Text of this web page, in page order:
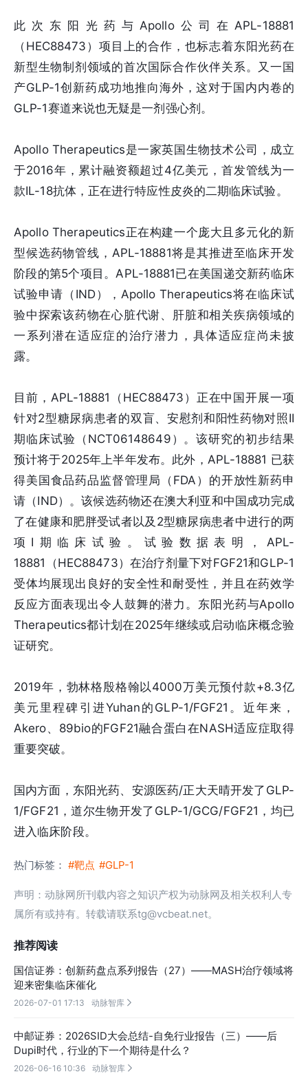
此次东阳光药与Apollo公司在APL-18881
（HEC88473）项目上的合作，也标志着东阳光药在
新型生物制剂领域的首次国际合作伙伴关系。又一国
产GLP-1创新药成功地推向海外，这对于国内内卷的
GLP-1赛道来说也无疑是一剂强心剂。
Apollo Therapeutics是一家英国生物技术公司，成立
于2016年，累计融资额超过4亿美元，首发管线为一
款IL-18抗体，正在进行特应性皮炎的二期临床试验。
Apollo Therapeutics正在构建一个庞大且多元化的新
型候选药物管线，APL-18881将是其推进至临床开发
阶段的第5个项目。APL-18881已在美国递交新药临床
试验申请（IND），Apollo Therapeutics将在临床试
验中探索该药物在心脏代谢、肝脏和相关疾病领域的
一系列潜在适应症的治疗潜力，具体适应症尚未披
露。
目前，APL-18881（HEC88473）正在中国开展一项
针对2型糖尿病患者的双盲、安慰剂和阳性药物对照II
期临床试验（NCT06148649）。该研究的初步结果
预计将于2025年上半年发布。此外，APL-18881 已获
得美国食品药品监督管理局（FDA）的开放性新药申
请（IND）。该候选药物还在澳大利亚和中国成功完成
了在健康和肥胖受试者以及2型糖尿病患者中进行的两
项I期临床试验。试验数据表明，APL-
18881（HEC88473）在治疗剂量下对FGF21和GLP-1
受体均展现出良好的安全性和耐受性，并且在药效学
反应方面表现出令人鼓舞的潜力。东阳光药与Apollo
Therapeutics都计划在2025年继续或启动临床概念验
证研究。
2019年，勃林格殷格翰以4000万美元预付款+8.3亿
美元里程碑引进Yuhan的GLP-1/FGF21。近年来，
Akero、89bio的FGF21融合蛋白在NASH适应症取得
重要突破。
国内方面，东阳光药、安源医药/正大天晴开发了GLP-
1/FGF21，道尔生物开发了GLP-1/GCG/FGF21，均已
进入临床阶段。
热门标签： #靶点 #GLP-1
声明：动脉网所刊载内容之知识产权为动脉网及相关权利人专
属所有或持有。转载请联系tg@vcbeat.net。
推荐阅读
国信证券：创新药盘点系列报告（27）——MASH治疗领域将
迎来密集临床催化
2026-07-01 17:13 动脉智库 
中邮证券：2026SID大会总结-自免行业报告（三）——后
Dupi时代，行业的下一个期待是什么？
2026-06-16 10:36 动脉智库 